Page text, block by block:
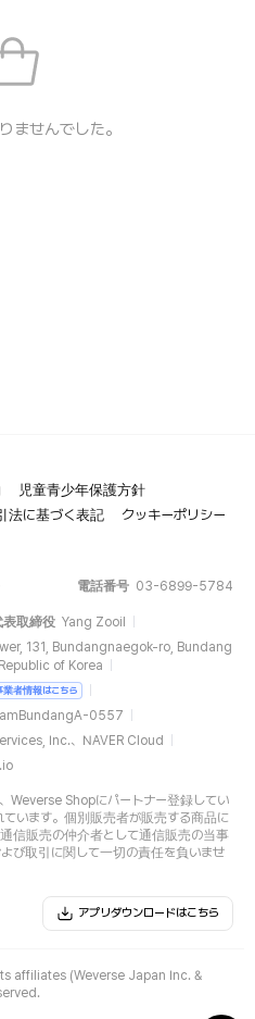
ませんでした。
児童青少年保護方針
法に基づく表記
クッキーポリシー
電話番号 03-6899-5784
表取締役 Yang Zooil
131, Bundangnaegok-ro, Bundang
of Korea
業者情報はこちら
0557
Inc.、NAVER Cloud
Weverse Shopにパートナー登録してい
います。個別販売者が販売する商品に
信販売の仲介者として通信販売の当事
び取引に関して一切の責任を負いませ
アプリダウンロードはこちら
affiliates (Weverse Japan Inc. &